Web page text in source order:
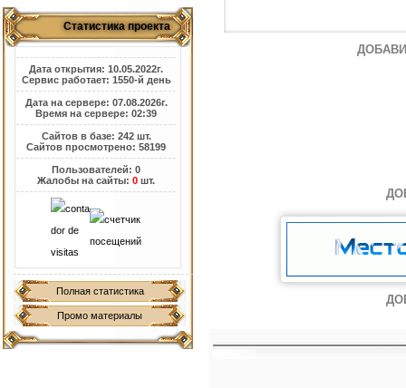
Статистика проекта
Дата открытия: 10.05.2022г.
Сервис работает: 1550-й день
Дата на сервере: 07.08.2026г.
Время на сервере: 02:39
Сайтов в базе: 242 шт.
Сайтов просмотрено: 58199
Пользователей: 0
Жалобы на сайты:0 шт.
Полная статистика
Промо материалы